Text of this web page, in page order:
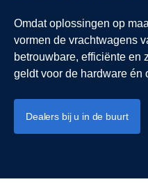
Omdat oplossingen op
vormen de vrachtwagens
betrouwbare, efficiënte en
geldt voor de hardware én
Dealers bij u in de buurt